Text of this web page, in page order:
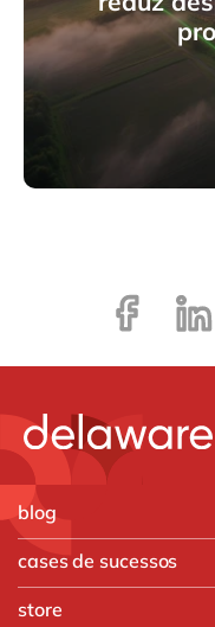
blog
cases de sucessos
store